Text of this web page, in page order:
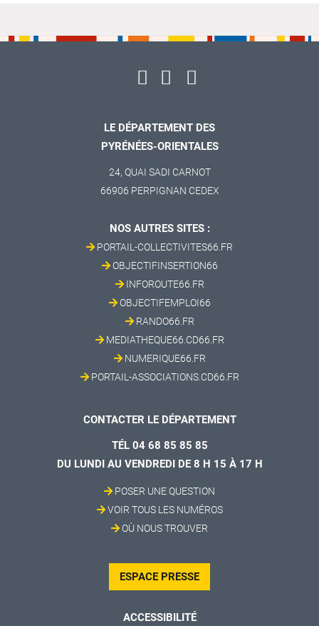
LE DÉPARTEMENT DES
PYRÉNÉES-ORIENTALES
24, QUAI SADI CARNOT
66906 PERPIGNAN CEDEX
NOS AUTRES SITES :
PORTAIL-COLLECTIVITES66.FR
OBJECTIFINSERTION66
INFOROUTE66.FR
OBJECTIFEMPLOI66
RANDO66.FR
MEDIATHEQUE66.CD66.FR
NUMERIQUE66.FR
PORTAIL-ASSOCIATIONS.CD66.FR
CONTACTER LE DÉPARTEMENT
TÉL 04 68 85 85 85
DU LUNDI AU VENDREDI DE 8 H 15 À 17 H
POSER UNE QUESTION
VOIR TOUS LES NUMÉROS
OÙ NOUS TROUVER
ESPACE PRESSE
ACCESSIBILITÉ